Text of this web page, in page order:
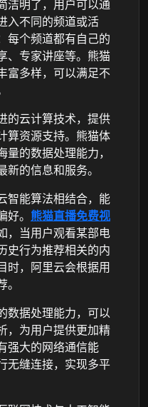
明了，用户可以通
入不同的频道或活
每个频道都有自己的
、专家讲座等。熊猫
富多样，可以满足不
云计算技术，提供
算资源支持。熊猫体
的数据处理能力，
的信息和服务。
能算法相结合，能
。 熊猫直播免费视
，当用户观看某部电
史行为推荐相关的内
时，阿里云会根据用
据处理能力，可以
，为用户提供更加精
强大的网络通信能
无缝连接，实现多平